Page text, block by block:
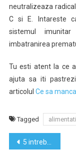
neutralizeaza
C si E. Intareste
sistemul
imbatranirea
Tu esti atent la ce
ajuta sa iti
articolul Ce sa
Tagged
Navigare
5 intrebari magice pentu a descoperi care este scopul vietii tale